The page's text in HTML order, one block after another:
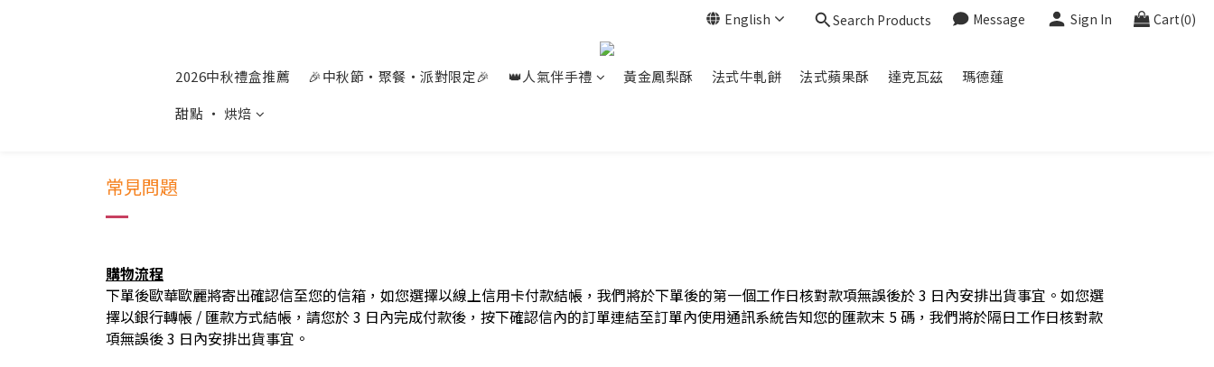
English Search Products Message Sign In Cart(0)
2026中秋禮盒推薦 🎉中秋節‧聚餐‧派對限定🎉 👑人氣伴手禮 黃金鳳梨酥 法式牛軋餅 法式蘋果酥 達克瓦茲
瑪德蓮
甜點 ‧ 烘焙
常見問題
購物流程
下單後歐華歐麗將寄出確認信至您的信箱，如您選擇以線上信用卡付款結帳，我們將於下單後的第一個工作日核對款項無誤後於 3 日內安排出貨事宜。如您選
擇以銀行轉帳 / 匯款方式結帳，請您於 3 日內完成付款後，按下確認信內的訂單連結至訂單內使用通訊系統告知您的匯款末 5 碼，我們將於隔日工作日核對款
項無誤後 3 日內安排出貨事宜。